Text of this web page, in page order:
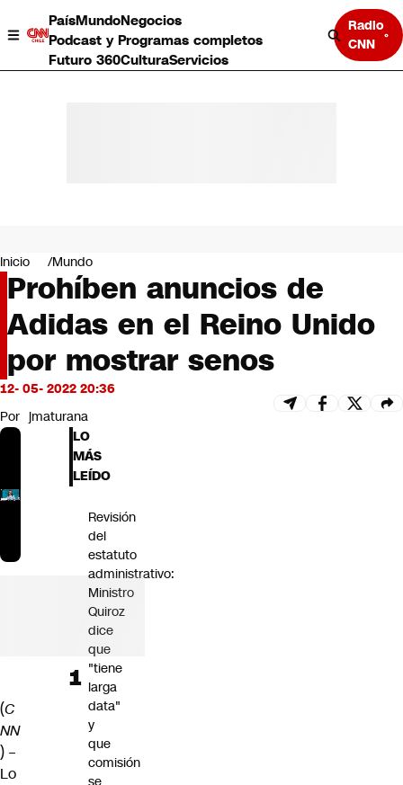
PaísMundoNegocios
Podcast y Programas completos
Futuro 360CulturaServicios
Radio
CNN
Negocios
Deportes
Programas completos
Cultura
Servicios
Bits
CNN tiempo
Futuro 360
Opinión
Inicio Mundo
Prohíben anuncios de
Adidas en el Reino Unido
por mostrar senos
12- 05- 2022 20:36
Por jmaturana
(C
NN
) –
Lo
LO
MÁS
LEÍDO
Revisión
del
estatuto
administrativo:
Ministro
Quiroz
dice
que
"tiene
larga
data"
y
que
comisión
se